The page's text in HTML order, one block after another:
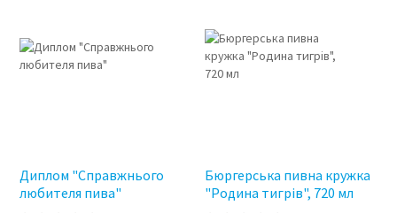
Диплом "Справжнього
любителя пива"
Бюргерська пивна кружка
"Родина тигрів", 720 мл